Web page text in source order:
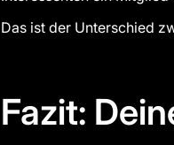
Das ist der Unterschied
Fazit: